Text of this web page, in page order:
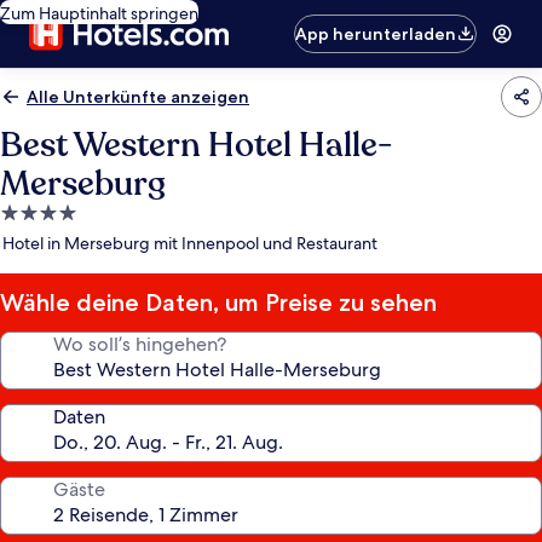
Zum Hauptinhalt springen
App herunterladen
Alle Unterkünfte anzeigen
Best Western Hotel Halle-
Merseburg
4.0-
Sterne-
Hotel in Merseburg mit Innenpool und Restaurant
Wähle deine Daten, um Preise zu sehen
Wo soll’s hingehen?
Daten
Gäste